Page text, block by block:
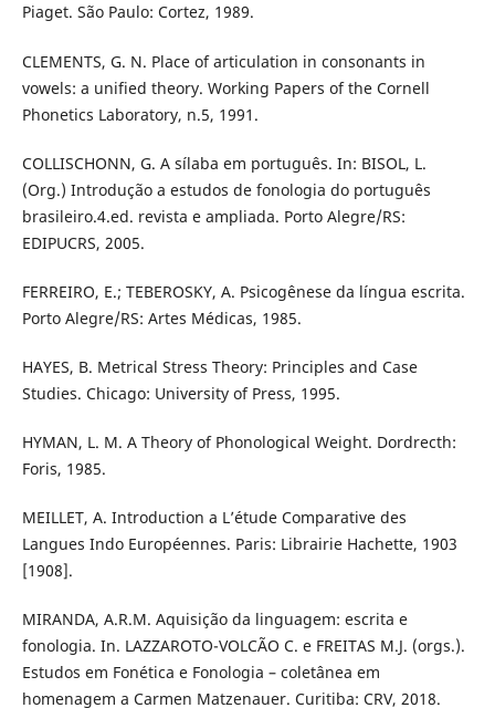
Piaget. São Paulo: Cortez, 1989.
CLEMENTS, G. N. Place of articulation in consonants in
vowels: a unified theory. Working Papers of the Cornell
Phonetics Laboratory, n.5, 1991.
COLLISCHONN, G. A sílaba em português. In: BISOL, L.
(Org.) Introdução a estudos de fonologia do português
brasileiro.4.ed. revista e ampliada. Porto Alegre/RS:
EDIPUCRS, 2005.
FERREIRO, E.; TEBEROSKY, A. Psicogênese da língua escrita.
Porto Alegre/RS: Artes Médicas, 1985.
HAYES, B. Metrical Stress Theory: Principles and Case
Studies. Chicago: University of Press, 1995.
HYMAN, L. M. A Theory of Phonological Weight. Dordrecth:
Foris, 1985.
MEILLET, A. Introduction a L’étude Comparative des
Langues Indo Européennes. Paris: Librairie Hachette, 1903
[1908].
MIRANDA, A.R.M. Aquisição da linguagem: escrita e
fonologia. In. LAZZAROTO-VOLCÃO C. e FREITAS M.J. (orgs.).
Estudos em Fonética e Fonologia – coletânea em
homenagem a Carmen Matzenauer. Curitiba: CRV, 2018.